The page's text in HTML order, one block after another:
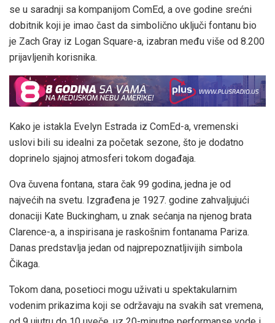
se u saradnji sa kompanijom ComEd, a ove godine srećni
dobitnik koji je imao čast da simbolično uključi fontanu bio
je Zach Gray iz Logan Square-a, izabran među više od 8.200
prijavljenih korisnika.
Kako je istakla Evelyn Estrada iz ComEd-a, vremenski
uslovi bili su idealni za početak sezone, što je dodatno
doprinelo sjajnoj atmosferi tokom događaja.
Ova čuvena fontana, stara čak 99 godina, jedna je od
najvećih na svetu. Izgrađena je 1927. godine zahvaljujući
donaciji Kate Buckingham, u znak sećanja na njenog brata
Clarence-a, a inspirisana je raskošnim fontanama Pariza.
Danas predstavlja jedan od najprepoznatljivijih simbola
Čikaga.
Tokom dana, posetioci mogu uživati u spektakularnim
vodenim prikazima koji se održavaju na svakih sat vremena,